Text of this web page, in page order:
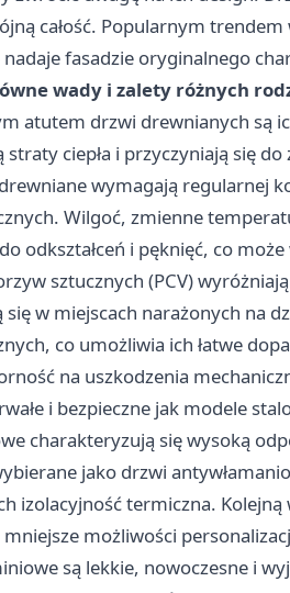
całość. Popularnym
fasadzie oryginalnego
wady i zalety różnych
atutem drzwi drewnianych są
straty ciepła i przyczyniają się
wymagają regularnej
Wilgoć, zmienne
odkształceń i pęknięć, co
sztucznych (PCV)
się w miejscach narażonych na
co umożliwia ich łatwe
na uszkodzenia
i bezpieczne jak modele
charakteryzują się wysoką
jako drzwi
izolacyjność termiczna.
mniejsze możliwości
są lekkie, nowoczesne i